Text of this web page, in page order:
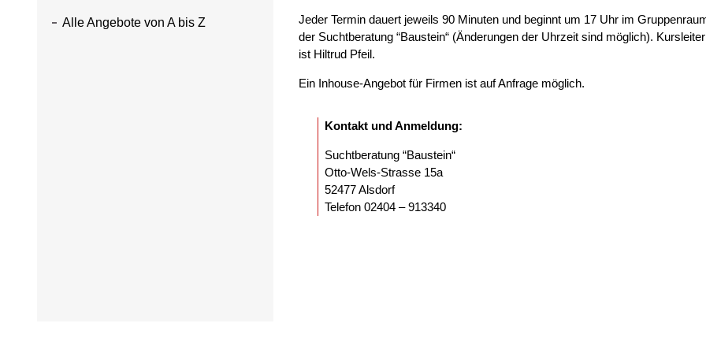
Alle Angebote von A bis Z
Jeder Termin dauert jeweils 90 Minuten und beginnt um 17 Uhr im
der Suchtberatung “Baustein“ (Änderungen der Uhrzeit sind möglich).
ist Hiltrud Pfeil.
Ein Inhouse-Angebot für Firmen ist auf Anfrage möglich.
Kontakt und Anmeldung:
Suchtberatung “Baustein“
Otto-Wels-Strasse 15a
52477 Alsdorf
Telefon 02404 – 913340